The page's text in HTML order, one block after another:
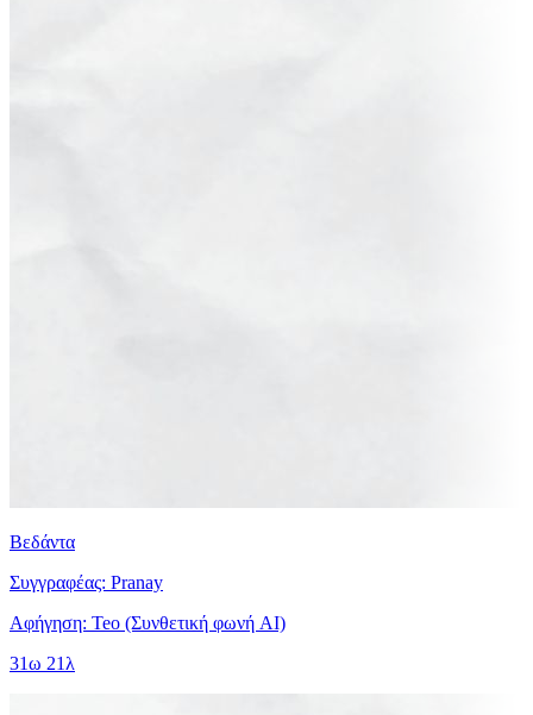
Βεδάντα
Συγγραφέας: Pranay
Αφήγηση: Teo (Συνθετική φωνή AI)
31ω 21λ